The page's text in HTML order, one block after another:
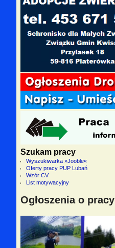
Szukam pracy
Wyszukiwarka »Jooble«
Oferty pracy PUP Lubań
Wzór CV
List motywacyjny
Ogłoszenia o pracy